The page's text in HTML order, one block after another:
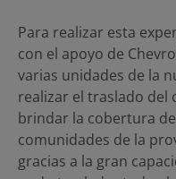
Para realizar esta
con el apoyo de
varias unidades de la
realizar el traslado del
brindar la cobertura
comunidades de la
gracias a la gran